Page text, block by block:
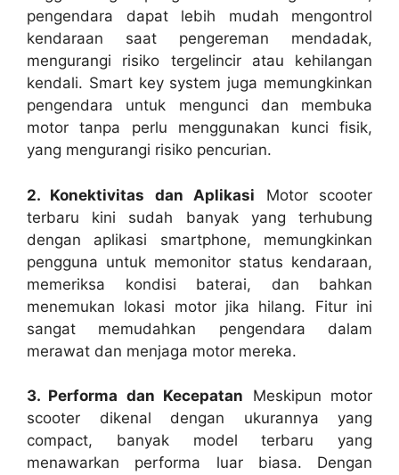
pengendara dapat lebih mudah mengontrol
kendaraan saat pengereman mendadak,
mengurangi risiko tergelincir atau kehilangan
kendali. Smart key system juga memungkinkan
pengendara untuk mengunci dan membuka
motor tanpa perlu menggunakan kunci fisik,
yang mengurangi risiko pencurian.
2. Konektivitas dan Aplikasi Motor scooter
terbaru kini sudah banyak yang terhubung
dengan aplikasi smartphone, memungkinkan
pengguna untuk memonitor status kendaraan,
memeriksa kondisi baterai, dan bahkan
menemukan lokasi motor jika hilang. Fitur ini
sangat memudahkan pengendara dalam
merawat dan menjaga motor mereka.
3. Performa dan Kecepatan Meskipun motor
scooter dikenal dengan ukurannya yang
compact, banyak model terbaru yang
menawarkan performa luar biasa. Dengan